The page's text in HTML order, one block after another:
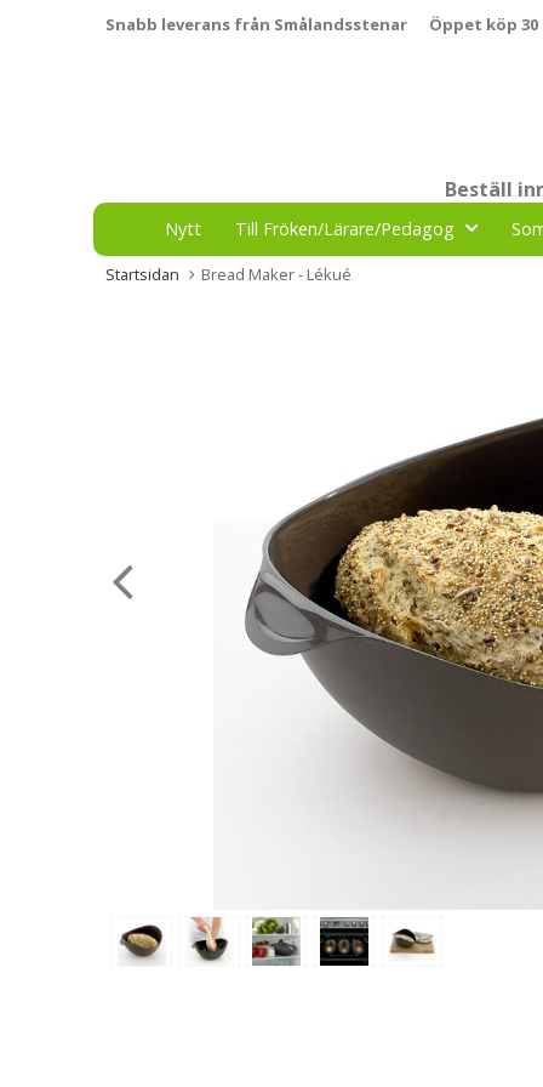
Snabb leverans från Smålandsstenar Öppet köp
Beställ
Nytt Till Fröken/Lärare/Pedagog
Startsidan Bread Maker - Lékué